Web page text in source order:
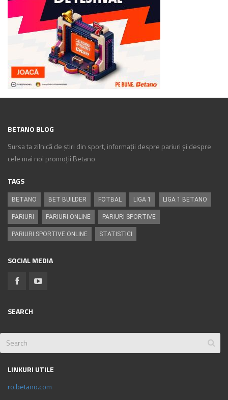
BETANO BLOG
Sursa ta zilnică de știri din sport, informații despre pariuri și despre
cele mai noi promoții Betano
TAGS
BETANO BET BUILDER FOTBAL LIGA 1 LIGA 1 BETANO
PARIURI PARIURI ONLINE PARIURI SPORTIVE
PARIURI SPORTIVE ONLINE STATISTICI
SOCIAL MEDIA
SEARCH
LINKURI UTILE
ro.betano.com